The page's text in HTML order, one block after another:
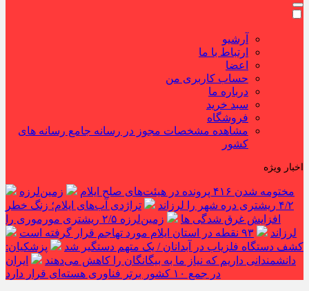
آرشیو
ارتباط با ما
اعضا
حساب کاربری من
درباره ما
سبد خرید
فروشگاه
مشاهده مشخصات مجوز در رسانه جامع رسانه های
کشور
اخبار ویژه
مختومه شدن ۴۱۶ پرونده در هیئت‌های صلح ایلام
زمین‌لرزه
۴/۲ ریشتری دره شهر را لرزاند
تراژدی آب‌های ایلام؛ زنگ خطر
افزایش غرق شدگی ها
زمین‌لرزه ۲/۵ ریشتری مورموری را
لرزاند
۹۳ نقطه در استان ایلام مورد تهاجم قرار گرفته است
کشف دستگاه فلزیاب در آبدانان / یک متهم دستگیر شد
پزشکیان:
دانشمندانی داریم که نیاز ما به بیگانگان را کاهش می‌دهند
ایران
در جمع ۱۰ کشور برتر فناوری هسته‌ای قرار دارد